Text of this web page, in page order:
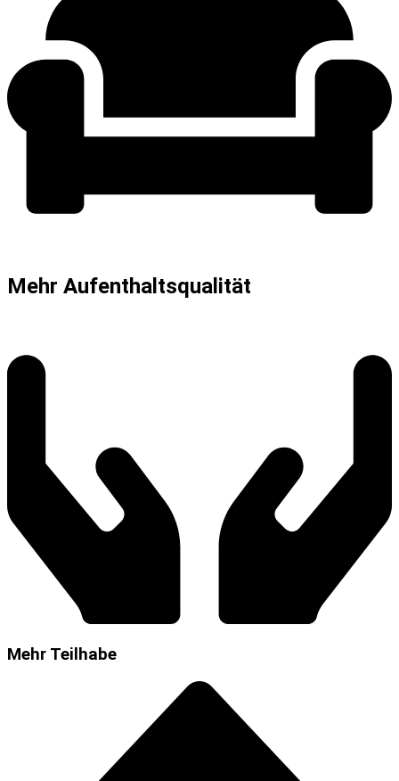
Mehr Aufenthaltsqualität
Mehr Teilhabe